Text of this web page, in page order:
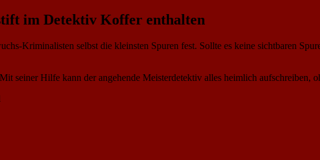
im Detektiv Koffer enthalten
Kriminalisten selbst die kleinsten Spuren fest. Sollte es keine sichtbaren
seiner Hilfe kann der angehende Meisterdetektiv alles heimlich aufschreiben,